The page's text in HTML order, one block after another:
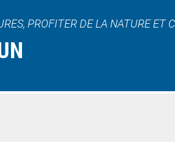
PROFITER DE LA NATURE ET